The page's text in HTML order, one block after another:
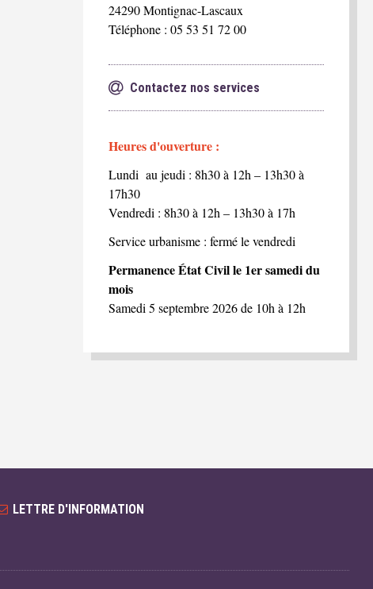
24290 Montignac-Lascaux
Téléphone : 05 53 51 72 00
Contactez nos services
Heures d'ouverture :
Lundi au jeudi : 8h30 à 12h – 13h30 à
17h30
Vendredi : 8h30 à 12h – 13h30 à 17h
Service urbanisme : fermé le vendredi
Permanence État Civil le 1er samedi du
mois
Samedi 5 septembre 2026 de 10h à 12h
LETTRE D'INFORMATION